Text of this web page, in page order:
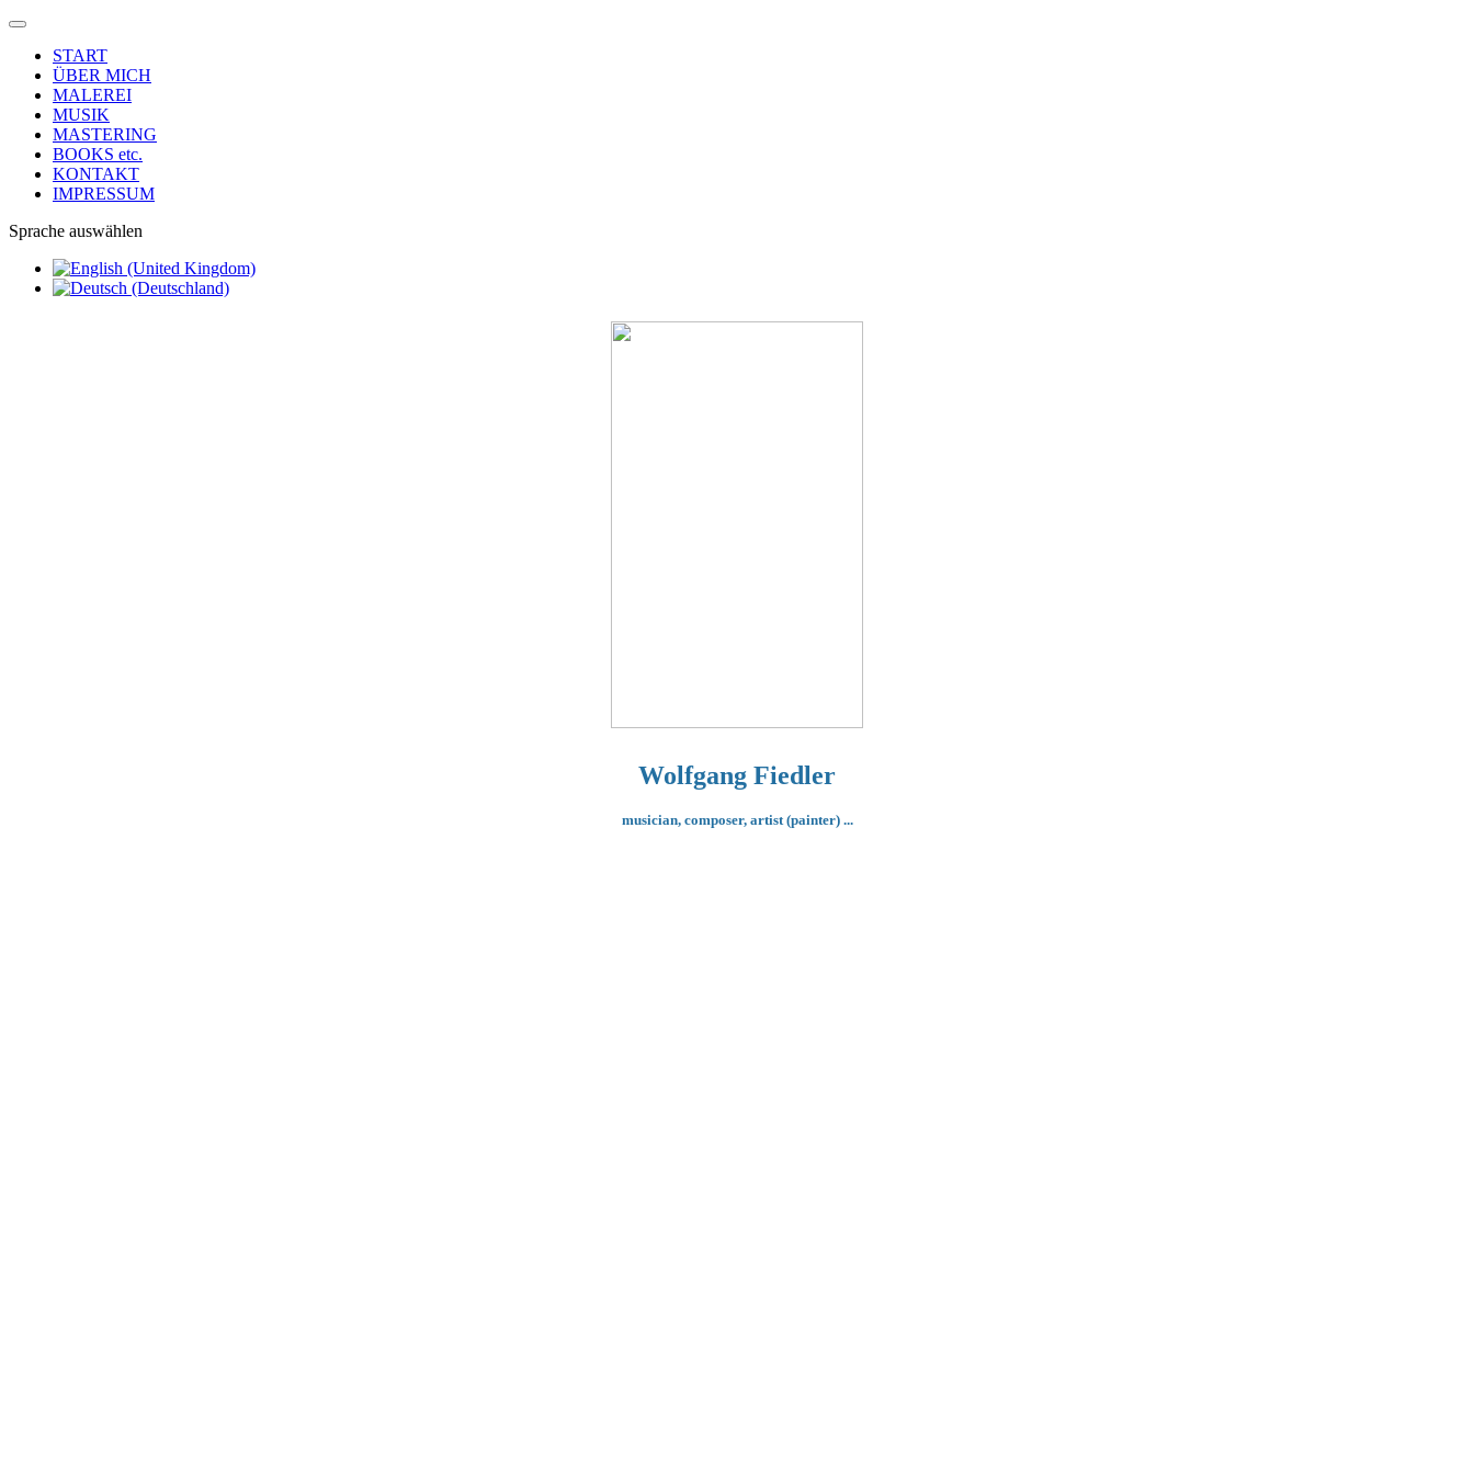
START
ÜBER MICH
MALEREI
MUSIK
MASTERING
BOOKS etc.
KONTAKT
IMPRESSUM
Sprache auswählen
Wolfgang Fiedler
musician, composer, artist (painter) ...